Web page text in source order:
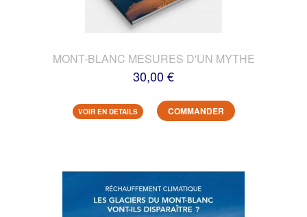
MONT-BLANC MESURES D'UN MYTHE
30,00 €
VOIR EN DETAILS COMMANDER